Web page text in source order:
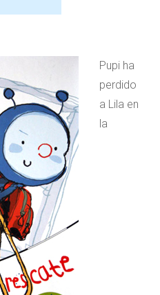
Pupi ha
perdido
a Lila en
la